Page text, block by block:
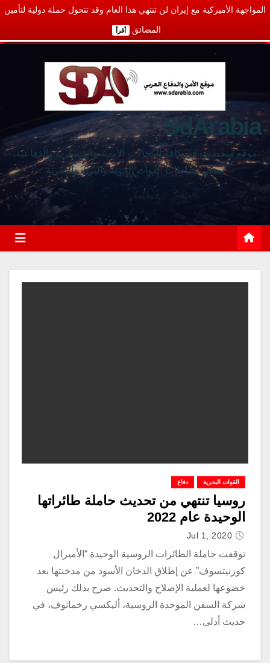
المواجهة الأميركية مع إيران لن تنتهي هذا العام وقد تتحول حملة دولية لتأمين
المضائق أقرأ
SdArabia
موقع متخصص في كافة المجالات الأمنية والعسكرية والدفاعية،
يغطي نشاطات القوات الجوية والبرية والبحرية
القوات البحرية دفاع
روسيا تنتهي من تحديث حاملة طائراتها
الوحيدة عام 2022
Jul 1, 2020
توقفت حاملة الطائرات الروسية الوحيدة “الأميرال
كوزنيتسوف” عن إطلاق الدخان الأسود من مدخنتها بعد
خضوعها لعملية الإصلاح والتحديث. صرح بذلك رئيس
شركة السفن الموحدة الروسية، أليكسي رخمانوف، في
حديث أدلى…